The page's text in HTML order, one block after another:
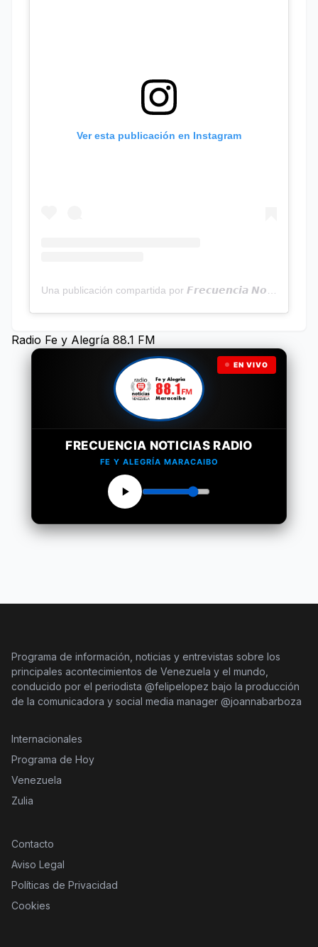
Ver esta publicación en Instagram
Radio Fe y Alegría 88.1 FM
EN VIVO
FRECUENCIA NOTICIAS RADIO
FE Y ALEGRÍA MARACAIBO
Programa de información, noticias y entrevistas sobre los
principales acontecimientos de Venezuela y el mundo,
conducido por el periodista @felipelopez bajo la producción
de la comunicadora y social media manager @joannabarboza
Internacionales
Programa de Hoy
Venezuela
Zulia
Contacto
Aviso Legal
Políticas de Privacidad
Cookies